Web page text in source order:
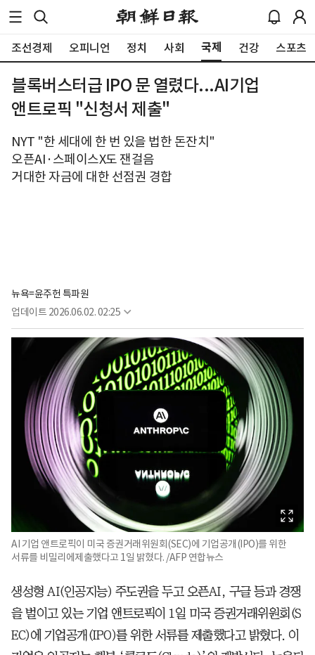
조선경제 오피니언 정치 사회 국제 건강 스포츠
블록버스터급 IPO 문 열렸다...AI기업
앤트로픽 "신청서 제출"
NYT "한 세대에 한 번 있을 법한 돈잔치"
오픈AI·스페이스X도 잰걸음
거대한 자금에 대한 선점권 경합
뉴욕=윤주헌 특파원
업데이트 2026.06.02. 02:25
AI 기업 앤트로픽이 미국 증권거래위원회(SEC)에 기업공개(IPO)를 위한
서류를 비밀리에제출했다고 1일 밝혔다. /AFP 연합뉴스
생성형 AI(인공지능) 주도권을 두고 오픈AI, 구글 등과 경쟁
을 벌이고 있는 기업 앤트로픽이 1일 미국 증권거래위원회(S
EC)에 기업공개(IPO)를 위한 서류를 제출했다고 밝혔다. 이